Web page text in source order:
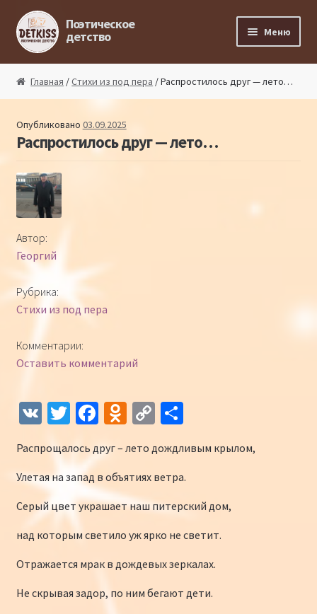
Перейти к навигации
Перейти к содержимому
Поэтическое
детство Меню
Поэтический ликбез
Поэтический блог
Детская философия
Интернет-конкурс чтецов «Созвучие 2018»
Наши участники и победители
Наши участники 2017
Страничка победителей 2017
Главная /Стихи из под пера / Распростилось друг — лето…
Опубликовано 03.09.2025
Распростилось друг — лето…
Автор:
Георгий
Рубрика:
Стихи из под пера
Комментарии:
Оставить комментарий
V T
tt
er
Fa
b
o
o
k
O
n
o
kl
as
sn
iki
C
p
y
Li
n
k
О
п
р
а
в
и
ть
Распрощалось друг – лето дождливым крылом,
Улетая на запад в объятиях ветра.
Серый цвет украшает наш питерский дом,
над которым светило уж ярко не светит.
Отражается мрак в дождевых зеркалах.
Не скрывая задор, по ним бегают дети.